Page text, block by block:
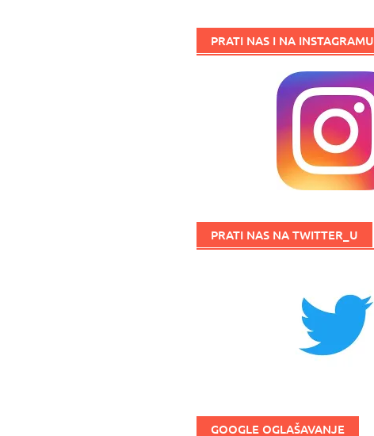
PRATI NAS I NA INSTAGRAMU
PRATI NAS NA TWITTER_U
GOOGLE OGLAŠAVANJE